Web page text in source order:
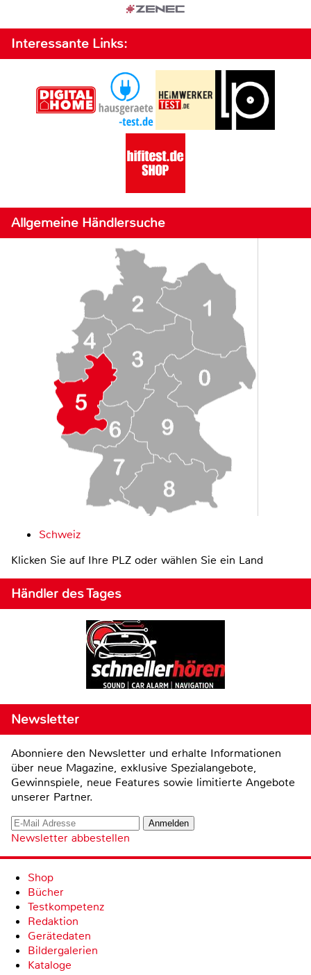
Interessante Links:
Allgemeine Händlersuche
Schweiz
Klicken Sie auf Ihre PLZ oder wählen Sie ein Land
Händler des Tages
Newsletter
Abonniere den Newsletter und erhalte Informationen
über neue Magazine, exklusive Spezialangebote,
Gewinnspiele, neue Features sowie limitierte Angebote
unserer Partner.
Newsletter abbestellen
Shop
Bücher
Testkompetenz
Redaktion
Gerätedaten
Bildergalerien
Kataloge